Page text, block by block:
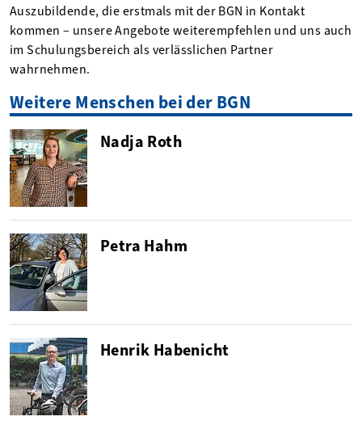
Auszubildende, die erstmals mit der BGN in Kontakt
kommen – unsere Angebote weiterempfehlen und uns auch
im Schulungsbereich als verlässlichen Partner
wahrnehmen.
Weitere Menschen bei der BGN
Nadja Roth
Petra Hahm
Henrik Habenicht